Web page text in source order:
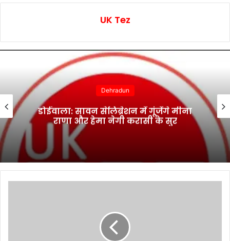
UK Tez
Dehradun
डोईवाला: सावन सेलिब्रेशन में गूंजेंगे मीना
राणा और हेमा नेगी करासी के सुर